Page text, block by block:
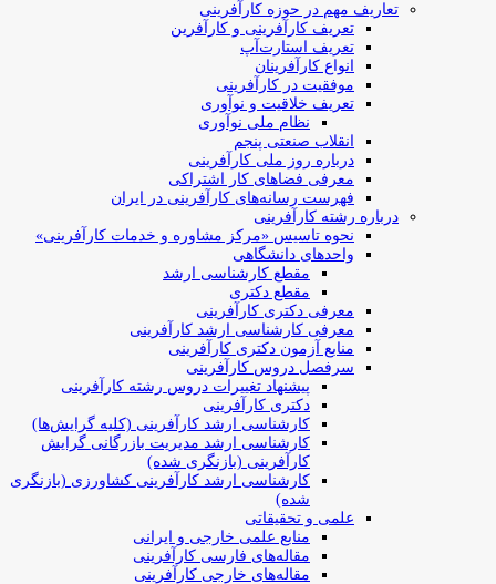
تعاریف مهم در حوزه کارآفرینی
تعریف کارآفرینی و کارآفرین
تعریف استارت‌آپ
انواع کارآفرینان
موفقیت در کارآفرینی
تعریف خلاقیت و نوآوری
نظام ملی نوآوری
انقلاب صنعتی پنجم
درباره روز ملی کارآفرینی
معرفی فضاهای کار اشتراکی
فهرست رسانه‌های کارآفرینی در ایران
درباره رشته کارآفرینی
نحوه تاسیس «مرکز مشاوره و خدمات کارآفرینی»
واحدهای دانشگاهی
مقطع کارشناسی ارشد
مقطع دکتری
معرفی دکتری کارآفرینی
معرفی کارشناسی ارشد کارآفرینی
منابع آزمون دکتری کارآفرینی
سرفصل دروس کارآفرینی
پیشنهاد تغییرات دروس رشته کارآفرینی
دکتری کارآفرینی
کارشناسی ارشد کارآفرینی (کلیه گرایش‌ها)
کارشناسی ارشد مدیریت بازرگانی گرایش
کارآفرینی (بازنگری شده)
کارشناسی ارشد کارآفرینی کشاورزی (بازنگری
شده)
علمی و تحقیقاتی
منابع علمی خارجی و ایرانی
مقاله‌های فارسی کارآفرینی
مقاله‌های خارجی کارآفرینی